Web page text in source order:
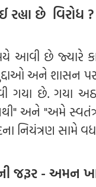
રહ્યા છે વિરોધ ?
છે જ્યારે
અને શાસન પર
ગયા છે. ગયા
અને "અમે
નિયંત્રણ સામે
જરૂર - અમન